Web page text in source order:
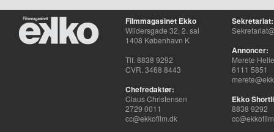
Filmmagasinet Ekko
Wildersgade 32, 2. sal
1408 København K
Tlf. 8838 9292
CVR. 3468 8443
Chefredaktør:
Claus Christensen
2729 0011
cc@ekkofilm.dk
Sekretariat:
Annoncer:
Merete
6111 5851
Ekko
8838 9292